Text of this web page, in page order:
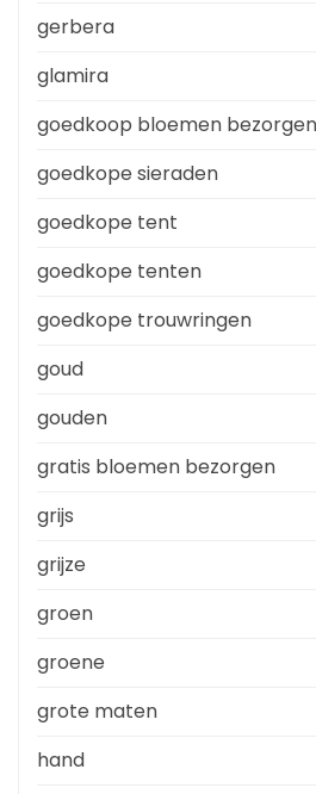
gerbera
glamira
goedkoop bloemen bezorgen
goedkope sieraden
goedkope tent
goedkope tenten
goedkope trouwringen
goud
gouden
gratis bloemen bezorgen
grijs
grijze
groen
groene
grote maten
hand